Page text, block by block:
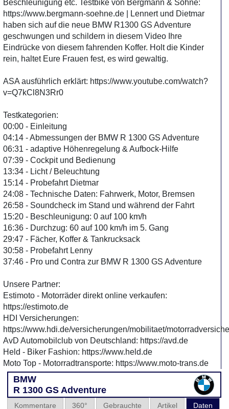
Beschleunigung etc. Testbike von Bergmann & Söhne:
https://www.bergmann-soehne.de | Lennert und Dietmar
haben sich auf die neue BMW R1300 GS Adventure
geschwungen und schildern in diesem Video Ihre
Eindrücke von diesem fahrenden Koffer. Holt die Kinder
rein, haltet Eure Frauen fest, es wird gewaltig.
ASA ausführlich erklärt: https://www.youtube.com/watch?
v=Q7kCl8N3Rr0
Testkategorien:
00:00 - Einleitung
04:14 - Abmessungen der BMW R 1300 GS Adventure
06:31 - adaptive Höhenregelung & Aufbock-Hilfe
07:39 - Cockpit und Bedienung
13:34 - Licht / Beleuchtung
15:14 - Probefahrt Dietmar
24:08 - Technische Daten: Fahrwerk, Motor, Bremsen
26:58 - Soundcheck im Stand und während der Fahrt
15:20 - Beschleunigung: 0 auf 100 km/h
16:36 - Durchzug: 60 auf 100 km/h im 5. Gang
29:47 - Fächer, Koffer & Tankrucksack
30:58 - Probefahrt Lenny
37:46 - Pro und Contra zur BMW R 1300 GS Adventure
Unsere Partner:
Estimoto - Motorräder direkt online verkaufen:
https://estimoto.de
HDI Versicherungen:
https://www.hdi.de/versicherungen/mobilitaet/
AvD Automobilclub von Deutschland: https://avd.de
Held - Biker Fashion: https://www.held.de
Moto Top - Motorradtransporte: https://www.moto-trans.de
BMW
R 1300 GS Adventure
Daten
Artikel
Gebrauchte
360°
Kommentare